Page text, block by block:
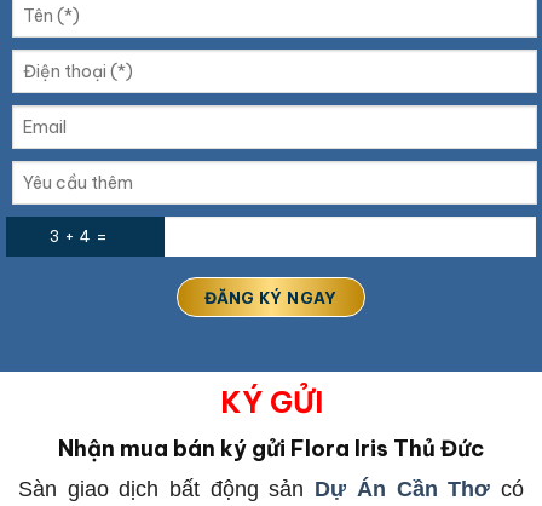
3 + 4 =
KÝ GỬI
Nhận mua bán ký gửi Flora Iris Thủ Đức
Sàn giao dịch bất động sản Dự Án Cần Thơ có